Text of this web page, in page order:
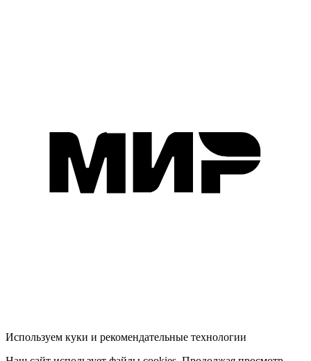
Используем куки и рекомендательные технологии